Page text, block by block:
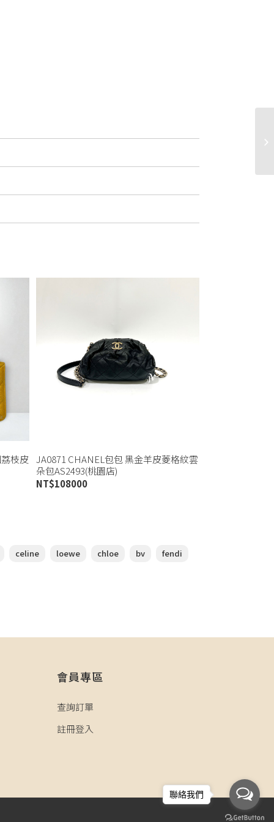
枝皮
JA0871 CHANEL包包 黑金羊皮菱格紋雲
朵包AS2493(桃園店)
NT$108000
celine loewe chloe bv
fendi
會員專區
查詢訂單
註冊登入
聯絡我們